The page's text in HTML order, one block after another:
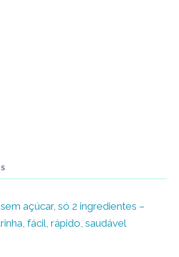
açúcar, só 2 ingredientes –
fácil, rápido, saudável